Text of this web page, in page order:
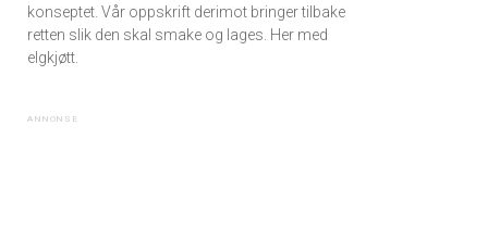
konseptet. Vår oppskrift derimot bringer tilbake
retten slik den skal smake og lages. Her med
elgkjøtt.